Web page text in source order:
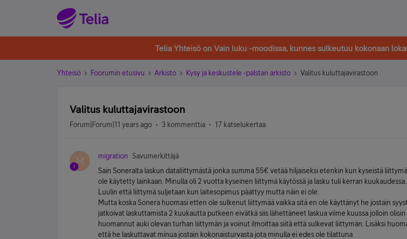
Telia Yhteisö on Vain luku -moodissa, kunnes sulkeutuu kokonaan
Yhteisö Foorumin etusivu Arkisto Kysy ja keskustele -palstan arkisto Valitus kuluttajavirastoon
Valitus kuluttajavirastoon
Forum|Forum|11 years ago 3 kommenttia 17 katselukertaa
M migration
Savumerkittäjä
Sain Soneralta laskun dataliittymästä jonka summa 55€ vetää hiljaiseksi etenkin kun kyseistä
ole käytetty lainkaan. Minulla oli 2 vuotta kyseinen liittymä käytössä ja lasku tuli kerran kuukaudessa.
Luulin että liittymä suljetaan kun laitesopimus päättyy mutta näin ei ole.
Mutta koska Sonera huomasi etten ole sulkenut liittymää vaikka sitä en ole käyttänyt he jostain
jatkoivat laskuttamista 2 kuukautta putkeen eivätkä siis lähettäneet laskua viime kuussa jolloin olisin
huomannut auki olevan turhan liittymän ja voinut ilmoittaa siitä että sulkevat liittymän. Lisäksi
että he laskuttavat minua jostain kokonaisturvasta jota minulla ei edes ole tilattuna.